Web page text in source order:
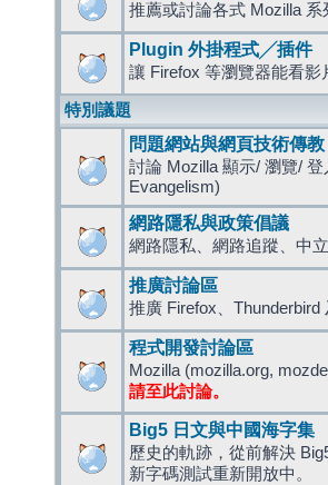
推薦或討論各式 Mozilla 系
Plugin 外掛程式╱插件
讓 Firefox 等瀏覽器能看
特別議題
問題網站與網頁技術傳教
討論 Mozilla 顯示/ 瀏覽/
Evangelism)
網路隱私與政策倡議
網路隱私、網路追蹤、中
推廣討論區
推廣 Firefox、
程式開發討論區
Mozilla (mozilla.org,
請至此討論。
Big5 日文與中國海字集
歷史的軌跡，從前解決
新字碼測試重新開放中。